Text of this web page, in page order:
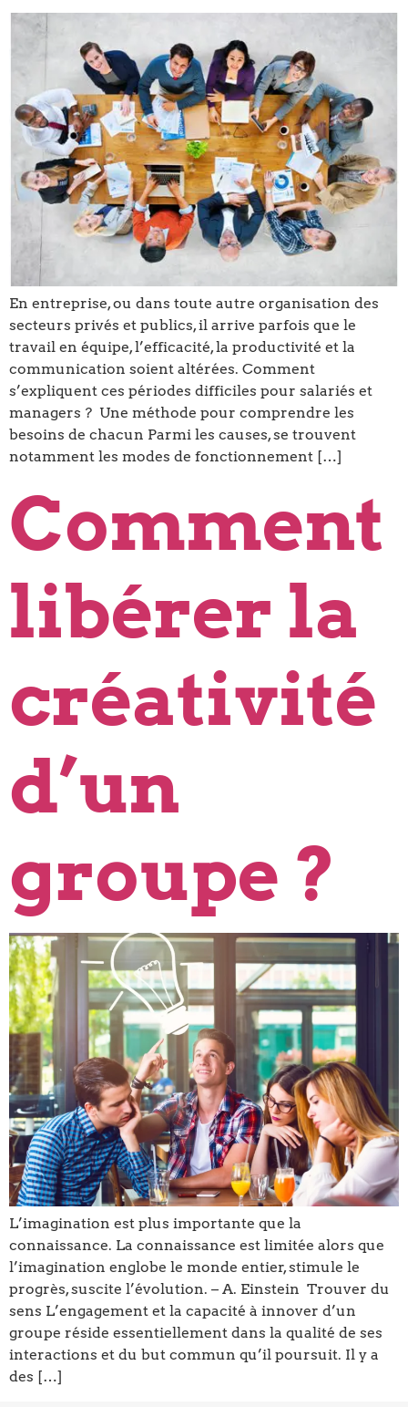
En entreprise, ou dans toute autre organisation des
secteurs privés et publics, il arrive parfois que le
travail en équipe, l’efficacité, la productivité et la
communication soient altérées. Comment
s’expliquent ces périodes difficiles pour salariés et
managers ? Une méthode pour comprendre les
besoins de chacun Parmi les causes, se trouvent
notamment les modes de fonctionnement […]
Comment
libérer la
créativité
d’un
groupe ?
L’imagination est plus importante que la
connaissance. La connaissance est limitée alors que
l’imagination englobe le monde entier, stimule le
progrès, suscite l’évolution. – A. Einstein Trouver du
sens L’engagement et la capacité à innover d’un
groupe réside essentiellement dans la qualité de ses
interactions et du but commun qu’il poursuit. Il y a
des […]